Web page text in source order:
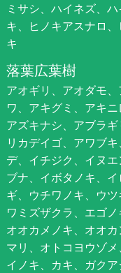
ミサシ、ハイネズ、
キ、ヒノキアスナロ
キ
落葉広葉樹
アオギリ、アオダモ
ワ、アキグミ、アキ
アズキナシ、アブラ
リカデイゴ、アワブ
デ、イチジク、イヌ
ブナ、イボタノキ、
ギ、ウチワノキ、ウ
ワミズザクラ、エゴ
オオカメノキ、オオ
マリ、オトコヨウゾ
イノキ、カキ、ガク